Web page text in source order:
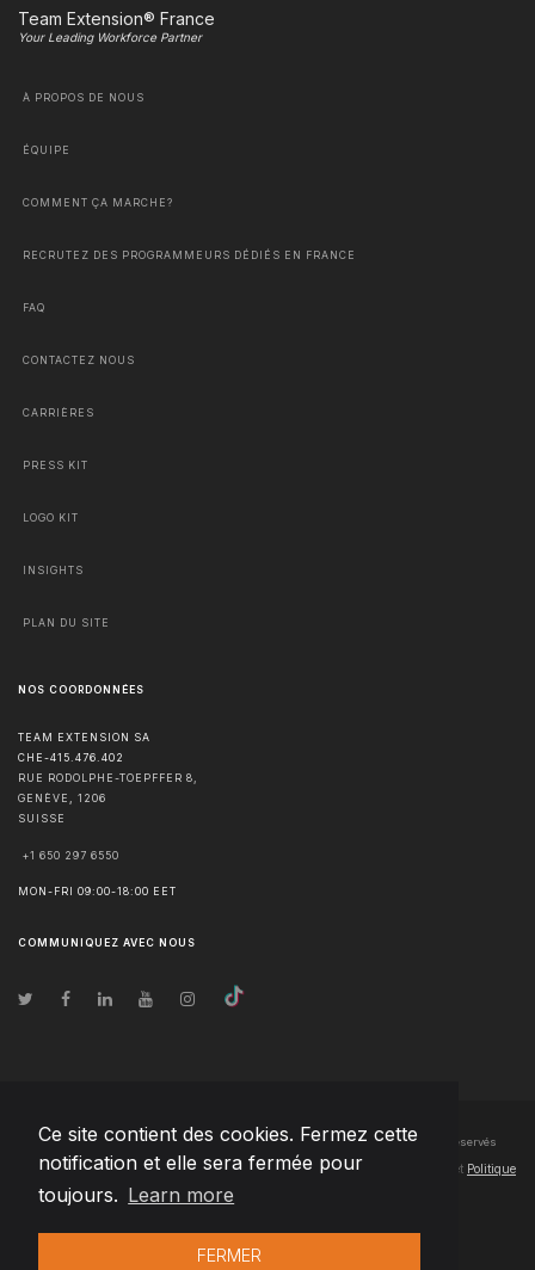
Ce site contient des cookies. Fermez cette
notification et elle sera fermée pour
toujours. Learn more
FERMER
Team Extension® France
Your Leading Workforce Partner
À PROPOS DE NOUS
ÉQUIPE
COMMENT ÇA MARCHE?
RECRUTEZ DES PROGRAMMEURS DÉDIÉS EN FRANCE
FAQ
CONTACTEZ NOUS
CARRIÈRES
PRESS KIT
LOGO KIT
INSIGHTS
PLAN DU SITE
NOS COORDONNÉES
TEAM EXTENSION SA
CHE-415.476.402
RUE RODOLPHE-TOEPFFER 8,
GENÈVE
1206
SUISSE
+1 650 297 6550
MON-FRI 09:00-18:00 EET
COMMUNIQUEZ AVEC NOUS
© Droits d'auteur2026 Team Extension SA France- Tous les droits sont réservés
Changelog● En utilisant ce site, vous acceptez nos Conditions d'utilisation et Politique
de confidentialité